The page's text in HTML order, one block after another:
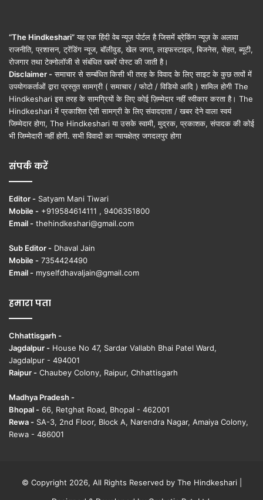
“The Hindkeshari”यह एक हिंदी वेब न्यूज़ पोर्टल है जिसमें ब्रेकिंग न्यूज़ के अलावा
राजनीति, प्रशासन, ट्रेंडिंग न्यूज, बॉलीवुड, खेल जगत, लाइफस्टाइल, बिजनेस, सेहत, ब्यूटी,
रोजगार तथा टेक्नोलॉजी से संबंधित खबरें पोस्ट की जाती है।
Disclaimer - समाचार से सम्बंधित किसी भी तरह के विवाद के लिए साइट के कुछ तत्वों में
उपयोगकर्ताओं द्वारा प्रस्तुत सामग्री ( समाचार / फोटो / विडियो आदि ) शामिल होगी The
Hindkeshari इस तरह के सामग्रियों के लिए कोई ज़िम्मेदार नहीं स्वीकार करता है। The
Hindkeshari में प्रकाशित ऐसी सामग्री के लिए संवाददाता / खबर देने वाला स्वयं
जिम्मेदार होगा, The Hindkeshari या उसके स्वामी, मुद्रक, प्रकाशक, संपादक की कोई
भी जिम्मेदारी नहीं होगी. सभी विवादों का न्यायक्षेत्र जगदलपुर होगा
संपर्क करें
Editor - Satyam Mani Tiwari
Mobile - +919584614111 , 9406351800
Email - thehindkeshari@gmail.com
Sub Editor - Dhaval Jain
Mobile - 7354424490
Email - myselfdhavaljain@gmail.com
हमारा पता
Chhattisgarh -
Jagdalpur - House No 47, Sardar Vallabh Bhai Patel Ward,
Jagdalpur - 494001
Raipur - Chaubey Colony, Raipur, Chhattisgarh
Madhya Pradesh -
Bhopal - 66, Retghat Road, Bhopal - 462001
Rewa - SA-3, 2nd Floor, Block A, Narendra Nagar, Amaiya Colony,
Rewa - 486001
© Copyright 2026, All Rights Reserved by The Hindkeshari |